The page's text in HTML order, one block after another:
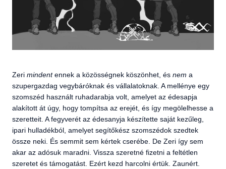
Zeri mindentennek a közösségnek köszönhet, és nem a
szupergazdag vegybáróknak és vállalatoknak. A mellénye egy
szomszéd használt ruhadarabja volt, amelyet az édesapja
alakított át úgy, hogy tompítsa az erejét, és így megölelhesse a
szeretteit. A fegyverét az édesanyja készítette saját kezűleg,
ipari hulladékból, amelyet segítőkész szomszédok szedtek
össze neki. És semmit sem kértek cserébe. De Zeri így sem
akar az adósuk maradni. Vissza szeretné fizetni a feltétlen
szeretet és támogatást. Ezért kezd harcolni értük. Zaunért.